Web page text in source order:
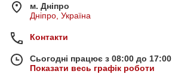
м. Дніпро
Дніпро, Україна
Контакти
Сьогодні працює з 08:00 до 17:00
Показати весь графік роботи